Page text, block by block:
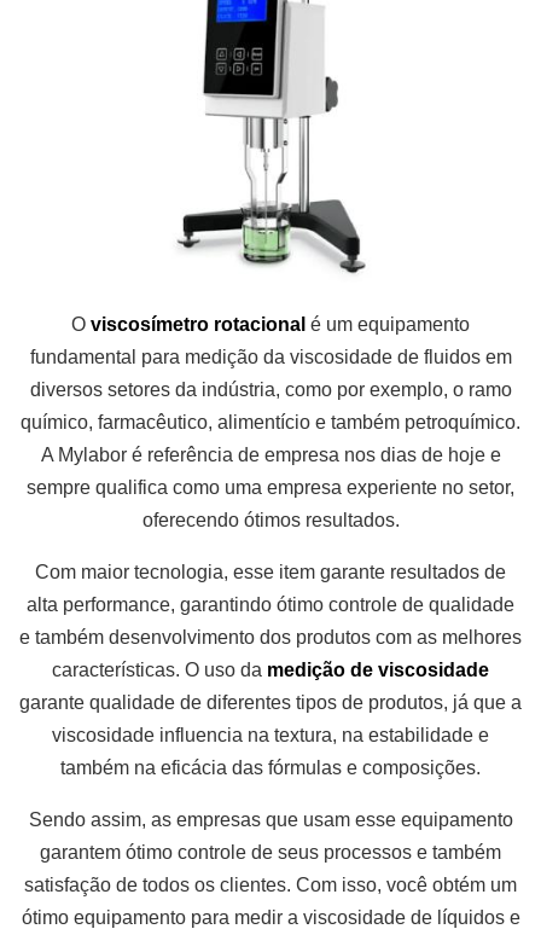
O viscosímetro rotacional é um equipamento
fundamental para medição da viscosidade de fluidos em
diversos setores da indústria, como por exemplo, o ramo
químico, farmacêutico, alimentício e também petroquímico.
A Mylabor é referência de empresa nos dias de hoje e
sempre qualifica como uma empresa experiente no setor,
oferecendo ótimos resultados.
Com maior tecnologia, esse item garante resultados de
alta performance, garantindo ótimo controle de qualidade
e também desenvolvimento dos produtos com as melhores
características. O uso da medição de viscosidade
garante qualidade de diferentes tipos de produtos, já que a
viscosidade influencia na textura, na estabilidade e
também na eficácia das fórmulas e composições.
Sendo assim, as empresas que usam esse equipamento
garantem ótimo controle de seus processos e também
satisfação de todos os clientes. Com isso, você obtém um
ótimo equipamento para medir a viscosidade de líquidos e